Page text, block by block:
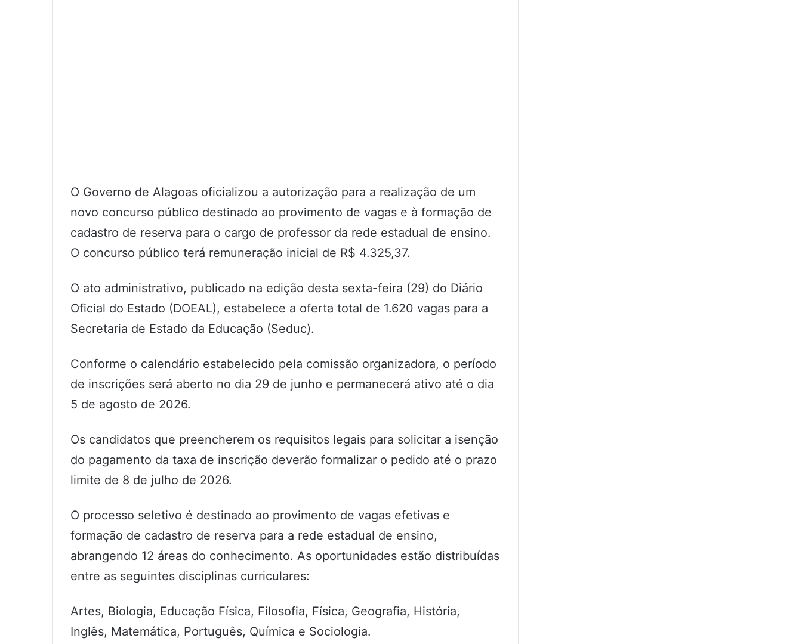
O Governo de Alagoas oficializou a autorização para a realização de um
novo concurso público destinado ao provimento de vagas e à formação de
cadastro de reserva para o cargo de professor da rede estadual de ensino.
O concurso público terá remuneração inicial de R$ 4.325,37.
O ato administrativo, publicado na edição desta sexta-feira (29) do Diário
Oficial do Estado (DOEAL), estabelece a oferta total de 1.620 vagas para a
Secretaria de Estado da Educação (Seduc).
Conforme o calendário estabelecido pela comissão organizadora, o período
de inscrições será aberto no dia 29 de junho e permanecerá ativo até o dia
5 de agosto de 2026.
Os candidatos que preencherem os requisitos legais para solicitar a isenção
do pagamento da taxa de inscrição deverão formalizar o pedido até o prazo
limite de 8 de julho de 2026.
O processo seletivo é destinado ao provimento de vagas efetivas e
formação de cadastro de reserva para a rede estadual de ensino,
abrangendo 12 áreas do conhecimento. As oportunidades estão distribuídas
entre as seguintes disciplinas curriculares:
Artes, Biologia, Educação Física, Filosofia, Física, Geografia, História,
Inglês, Matemática, Português, Química e Sociologia.